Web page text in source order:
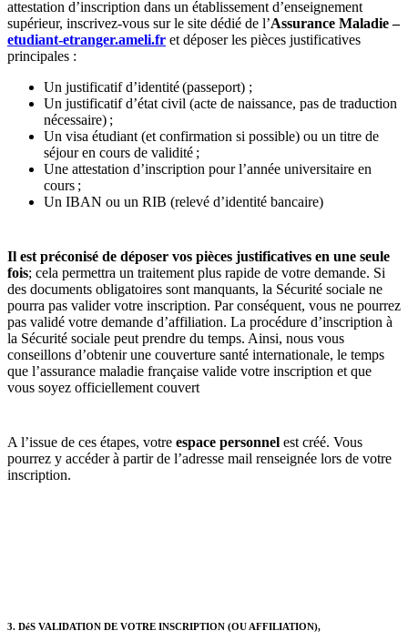
attestation d’inscription dans un établissement d’enseignement
supérieur, inscrivez-vous sur le site dédié de l’Assurance Maladie –
etudiant-etranger.ameli.fr et déposer les pièces justificatives
principales :
Un justificatif d’identité (passeport) ;
Un justificatif d’état civil (acte de naissance, pas de traduction
nécessaire) ;
Un visa étudiant (et confirmation si possible) ou un titre de
séjour en cours de validité ;
Une attestation d’inscription pour l’année universitaire en
cours ;
Un IBAN ou un RIB (relevé d’identité bancaire)
Il est préconisé de déposer vos pièces justificatives en une seule
fois; cela permettra un traitement plus rapide de votre demande. Si
des documents obligatoires sont manquants, la Sécurité sociale ne
pourra pas valider votre inscription. Par conséquent, vous ne pourrez
pas validé votre demande d’affiliation. La procédure d’inscription à
la Sécurité sociale peut prendre du temps. Ainsi, nous vous
conseillons d’obtenir une couverture santé internationale, le temps
que l’assurance maladie française valide votre inscription et que
vous soyez officiellement couvert
A l’issue de ces étapes, votre espace personnel est créé. Vous
pourrez y accéder à partir de l’adresse mail renseignée lors de votre
inscription.
3. DéS VALIDATION DE VOTRE INSCRIPTION (OU AFFILIATION),